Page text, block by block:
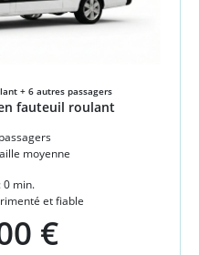
+ 6 autres passagers
fauteuil roulant
moyenne
min.
et fiable
€